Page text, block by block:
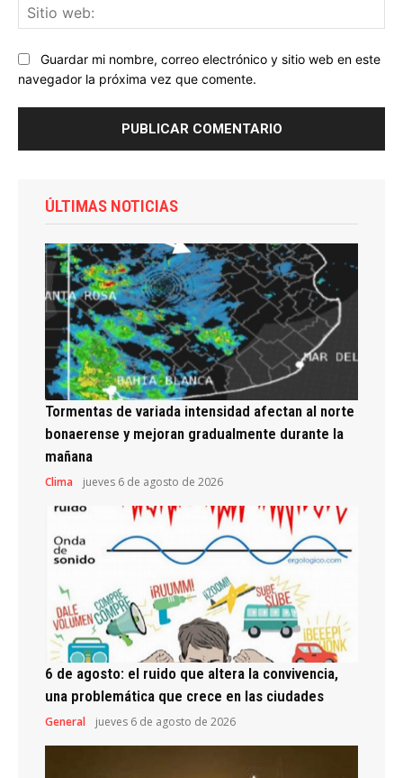
Guardar mi nombre, correo electrónico y sitio web en este
navegador la próxima vez que comente.
ÚLTIMAS NOTICIAS
Tormentas de variada intensidad afectan al norte
bonaerense y mejoran gradualmente durante la
mañana
Clima jueves 6 de agosto de 2026
6 de agosto: el ruido que altera la convivencia,
una problemática que crece en las ciudades
General jueves 6 de agosto de 2026